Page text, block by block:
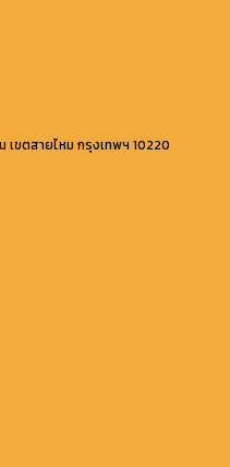
ขตสายไหม กรุงเทพฯ 10220